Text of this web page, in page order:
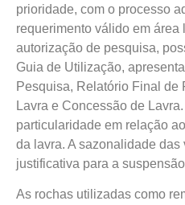
prioridade, com o processo
requerimento válido em área
autorização de pesquisa,
Guia de Utilização,
Pesquisa, Relatório Final de
Lavra e Concessão de
particularidade em relação
da lavra. A sazonalidade das
justificativa para a
As rochas utilizadas como